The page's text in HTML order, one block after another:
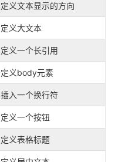
定义文本显示的方向
定义大文本
定义一个长引用
定义body元素
插入一个换行符
定义一个按钮
定义表格标题